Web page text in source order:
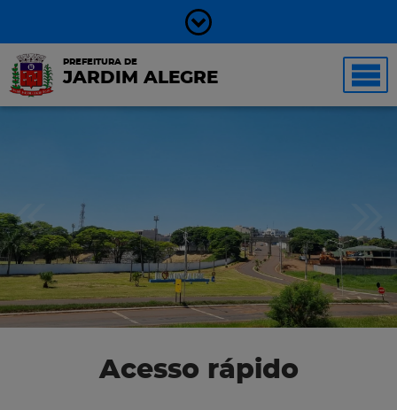
PREFEITURA DE
JARDIM ALEGRE
Acesso rápido